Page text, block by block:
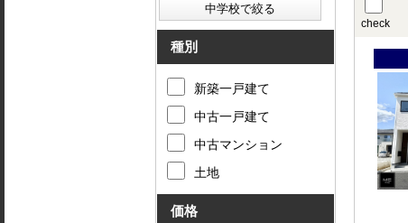
check
種別
新築一戸建て
中古一戸建て
中古マンション
土地
価格